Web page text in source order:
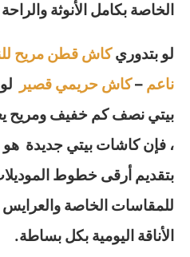
الخاصة بكامل الأنوثة
لو بتدوريكاش قطن مريح
ناعم –كاش حريمي قصير
بيتي نصف كم خفيف ومريح
، فإن كاشات بيتي جديدة هو
بتقديم أرقى خطوط
للمقاسات الخاصة
الأناقة اليومية بكل بساطة.